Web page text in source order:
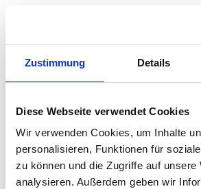
Zustimmung Details
Diese Webseite verwendet Cookies
Wir verwenden Cookies, um Inhalte
personalisieren, Funktionen für
zu können und die Zugriffe auf unsere
analysieren. Außerdem geben wir